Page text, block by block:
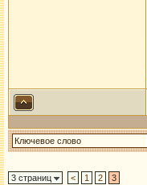
3 страниц < 1 2 3